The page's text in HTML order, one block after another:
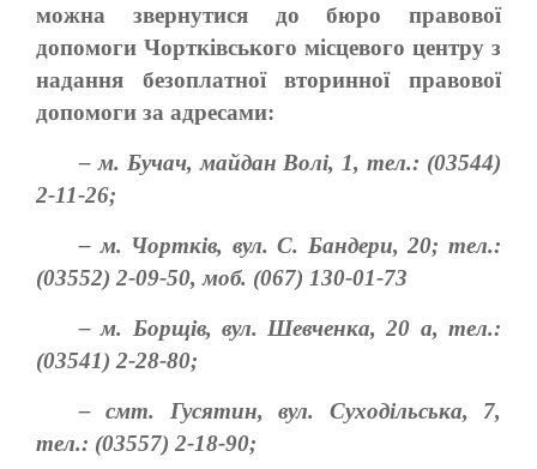
можна звернутися до бюро правової
допомоги Чортківського місцевого центру з
надання безоплатної вторинної правової
допомоги за адресами:
– м. Бучач, майдан Волі, 1, тел.: (03544)
2-11-26;
– м. Чортків, вул. С. Бандери, 20; тел.:
(03552) 2-09-50, моб. (067) 130-01-73
– м. Борщів, вул. Шевченка, 20 а, тел.:
(03541) 2-28-80;
– смт. Гусятин, вул. Суходільська, 7,
тел.: (03557) 2-18-90;